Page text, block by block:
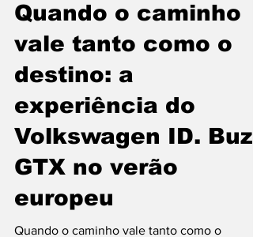
Quando o caminho
vale tanto como o
destino: a
experiência do
Volkswagen ID. Buzz
GTX no verão
europeu